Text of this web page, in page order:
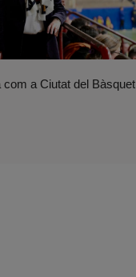
a Ciutat del Bàsquet